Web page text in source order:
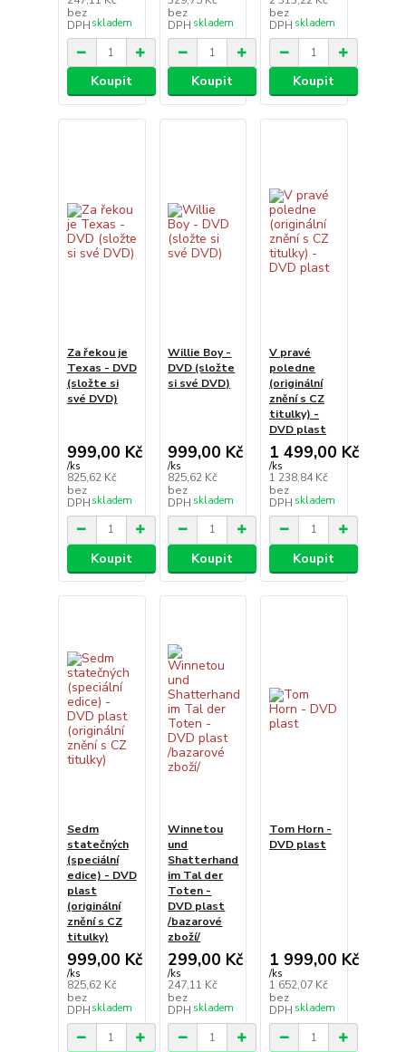
bez
DPH skladem
Koupit
bez
DPH skladem
Koupit
bez
DPH skladem
Koupit
Za řekou je
Texas - DVD
(složte si
své DVD)
999,00 Kč
/ks
825,62 Kč
bez
DPH skladem
Koupit
Willie Boy -
DVD (složte
si své DVD)
999,00 Kč
/ks
825,62 Kč
bez
DPH skladem
Koupit
V pravé
poledne
(originální
znění s CZ
titulky) -
DVD plast
1 499,00 Kč
/ks
1 238,84 Kč
bez
DPH skladem
Koupit
Sedm
statečných
(speciální
edice) - DVD
plast
(originální
znění s CZ
titulky)
999,00 Kč
/ks
825,62 Kč
bez
DPH skladem
Winnetou
und
Shatterhand
im Tal der
Toten -
DVD plast
/bazarové
zboží/
299,00 Kč
/ks
247,11 Kč
bez
DPH skladem
Tom Horn -
DVD plast
1 999,00 Kč
/ks
1 652,07 Kč
bez
DPH skladem